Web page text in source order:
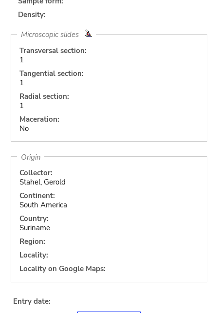
Density:
Microscopic slides
Transversal section:
1
Tangential section:
1
Radial section:
1
Maceration:
No
Origin
Collector:
Stahel, Gerold
Continent:
South America
Country:
Suriname
Region:
Locality:
Locality on Google Maps:
Entry date: